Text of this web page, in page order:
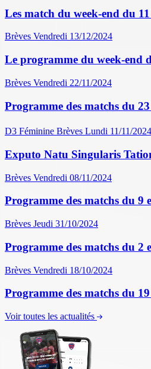
Les match du week-end du
Brèves Vendredi 13/12/2024
Le programme du week-end
Brèves Vendredi 22/11/2024
Programme des matchs du
D3 Féminine Brèves Lundi 11/11/2024
Exputo Natu Singularis
Brèves Vendredi 08/11/2024
Programme des matchs du 9
Brèves Jeudi 31/10/2024
Programme des matchs du 2
Brèves Vendredi 18/10/2024
Programme des matchs du
Voir toutes les actualités